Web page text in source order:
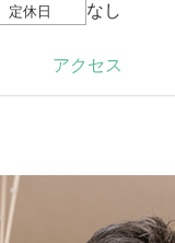
定休日 なし
アクセス